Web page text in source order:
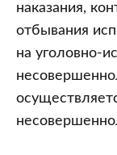
наказания,
отбывания
на уголовно-